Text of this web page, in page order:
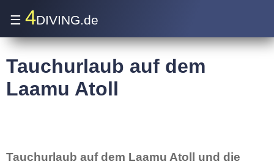
☰ 4DIVING.de
Tauchurlaub auf dem
Laamu Atoll
Tauchurlaub auf dem Laamu Atoll und die